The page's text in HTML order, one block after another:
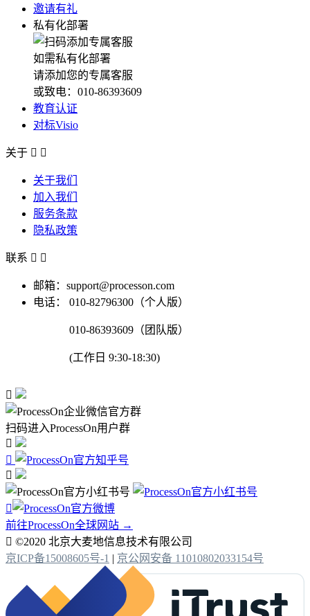
邀请有礼
私有化部署
如需私有化部署
请添加您的专属客服
或致电：010-86393609
教育认证
对标Visio
关于  
关于我们
加入我们
服务条款
隐私政策
联系  
邮箱：support@processon.com
电话：
010-82796300（个人版）
010-86393609（团队版）
(工作日 9:30-18:30)

扫码进入ProcessOn用户群




前往ProcessOn全球网站 →
 ©2020 北京大麦地信息技术有限公司
京ICP备15008605号-1 | 京公网安备 11010802033154号